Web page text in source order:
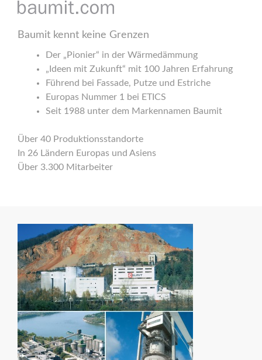
Baumit kennt keine Grenzen
Der „Pionier“ in der Wärmedämmung
„Ideen mit Zukunft“ mit 100 Jahren Erfahrung
Führend bei Fassade, Putze und Estriche
Europas Nummer 1 bei ETICS
Seit 1988 unter dem Markennamen Baumit
Über 40 Produktionsstandorte
In 26 Ländern Europas und Asiens
Über 3.300 Mitarbeiter